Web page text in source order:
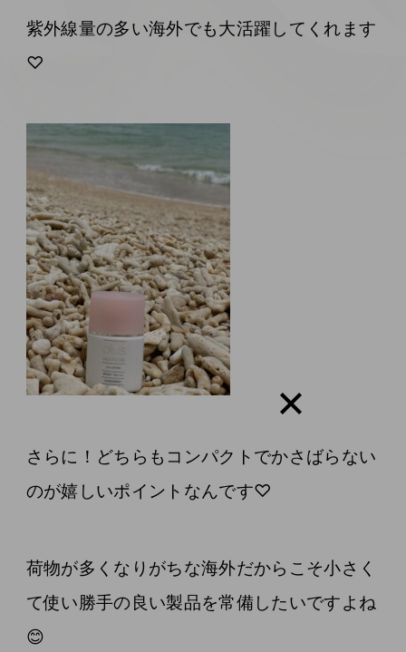
紫外線量の多い海外でも大活躍してくれます
♡
さらに！どちらもコンパクトでかさばらない
のが嬉しいポイントなんです♡
荷物が多くなりがちな海外だからこそ小さく
て使い勝手の良い製品を常備したいですよね
😊